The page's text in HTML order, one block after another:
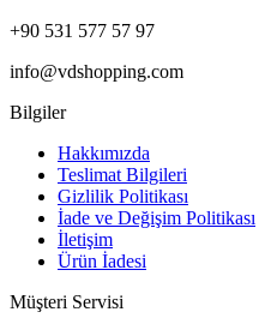
+90 531 577 57 97
info@vdshopping.com
Bilgiler
Hakkımızda
Teslimat Bilgileri
Gizlilik Politikası
İade ve Değişim Politikası
İletişim
Ürün İadesi
Müşteri Servisi